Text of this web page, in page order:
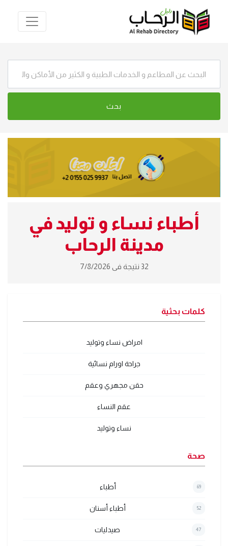
أطباء نساء و توليد في
مدينة الرحاب
32 نتيجة فى 7/8/2026
كلمات بحثية
امراض نساء وتوليد
جراحة اورام نسائية
حقن مجهري وعقم
عقم النساء
نساء وتوليد
صحة
أطباء 69
أطباء أسنان 52
صيدليات 47